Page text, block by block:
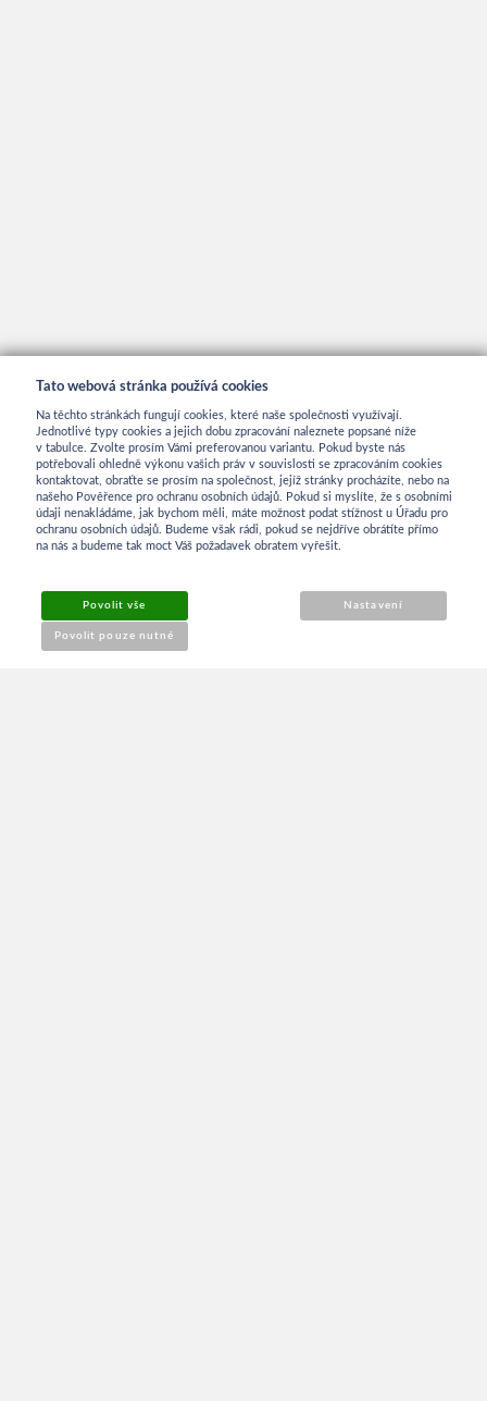
INFORMACE
Reklamace
Tato webová stránka používá cookies
Na těchto stránkách fungují cookies, které naše společnosti využívají.
Jednotlivé typy cookies a jejich dobu zpracování naleznete popsané níže
v tabulce. Zvolte prosím Vámi preferovanou variantu. Pokud byste nás
potřebovali ohledně výkonu vašich práv v souvislosti se zpracováním cookies
kontaktovat, obraťte se prosím na společnost, jejíž stránky procházíte, nebo na
našeho Pověřence pro ochranu osobních údajů. Pokud si myslíte, že s osobními
údaji nenakládáme, jak bychom měli, máte možnost podat stížnost u Úřadu pro
ochranu osobních údajů. Budeme však rádi, pokud se nejdříve obrátíte přímo
na nás a budeme tak moct Váš požadavek obratem vyřešit.
Povolit vše
Povolit pouze nutné
Nastavení